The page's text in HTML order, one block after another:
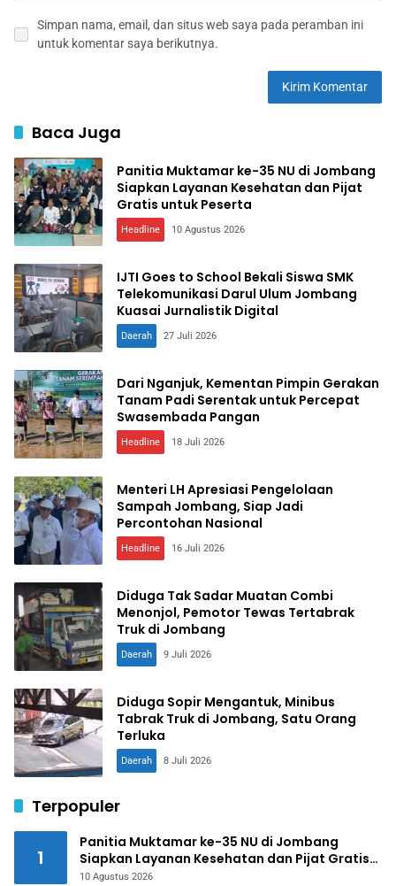
Simpan nama, email, dan situs web saya pada peramban ini
untuk komentar saya berikutnya.
Baca Juga
Panitia Muktamar ke-35 NU di Jombang
Siapkan Layanan Kesehatan dan Pijat
Gratis untuk Peserta
Headline 10 Agustus 2026
IJTI Goes to School Bekali Siswa SMK
Telekomunikasi Darul Ulum Jombang
Kuasai Jurnalistik Digital
Daerah 27 Juli 2026
Dari Nganjuk, Kementan Pimpin Gerakan
Tanam Padi Serentak untuk Percepat
Swasembada Pangan
Headline 18 Juli 2026
Menteri LH Apresiasi Pengelolaan
Sampah Jombang, Siap Jadi
Percontohan Nasional
Headline 16 Juli 2026
Diduga Tak Sadar Muatan Combi
Menonjol, Pemotor Tewas Tertabrak
Truk di Jombang
Daerah 9 Juli 2026
Diduga Sopir Mengantuk, Minibus
Tabrak Truk di Jombang, Satu Orang
Terluka
Daerah 8 Juli 2026
Terpopuler
1
Panitia Muktamar ke-35 NU di Jombang
Siapkan Layanan Kesehatan dan Pijat Gratis
untuk Peserta
10 Agustus 2026